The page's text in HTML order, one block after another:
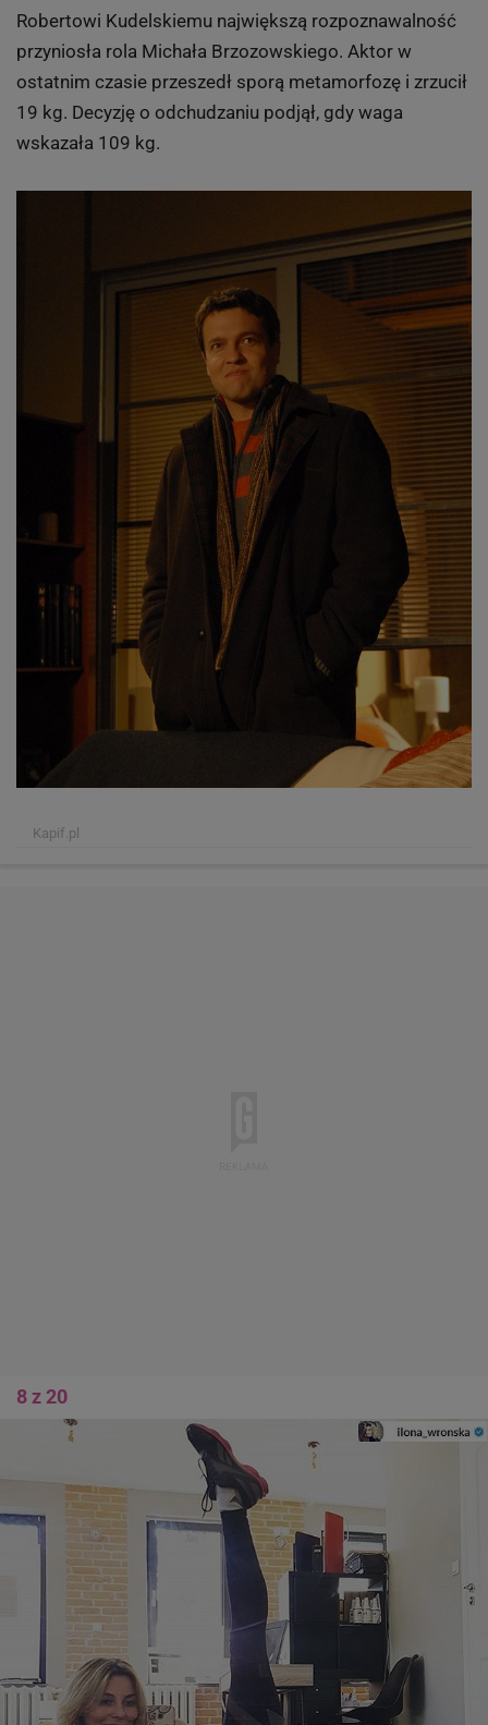
Robertowi Kudelskiemu największą rozpoznawalność
przyniosła rola Michała Brzozowskiego. Aktor w
ostatnim czasie przeszedł sporą metamorfozę i zrzucił
19 kg. Decyzję o odchudzaniu podjął, gdy waga
wskazała 109 kg.
Kapif.pl
8 z 20